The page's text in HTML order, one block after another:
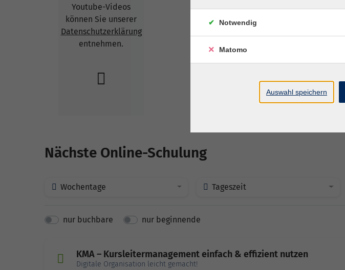
Youtube-Videos
können Sie unserer
Datenschutzerklärung
entnehmen.
Nächste Online-Schulung
Wochentage Tageszeit
nur buchbare nur beginnende
KMA – Kursleitermanagement einfach & effizient nutzen
Digitale Organisation leicht gemacht!
Notwendig
Matomo
Auswahl speichern